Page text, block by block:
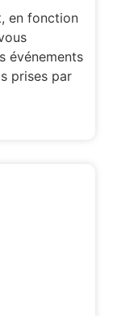
en fonction
événements
prises par